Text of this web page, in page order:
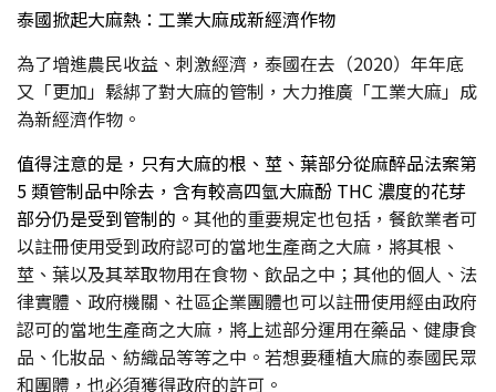
泰國掀起大麻熱：工業大麻成新經濟作物
為了增進農民收益、刺激經濟，泰國在去（2020）年年底
又「更加」鬆綁了對大麻的管制，大力推廣「工業大麻」成
為新經濟作物。
值得注意的是，只有大麻的根、莖、葉部分從麻醉品法案第
5 類管制品中除去，含有較高四氫大麻酚 THC 濃度的花芽
部分仍是受到管制的。 其他的重要規定也包括，餐飲業者可
以註冊使用受到政府認可的當地生產商之大麻，將其根、
莖、葉以及其萃取物用在食物、飲品之中；其他的個人、法
律實體、政府機關、社區企業團體也可以註冊使用經由政府
認可的當地生產商之大麻，將上述部分運用在藥品、健康食
品、化妝品、紡織品等等之中。若想要種植大麻的泰國民眾
和團體，也必須獲得政府的許可。